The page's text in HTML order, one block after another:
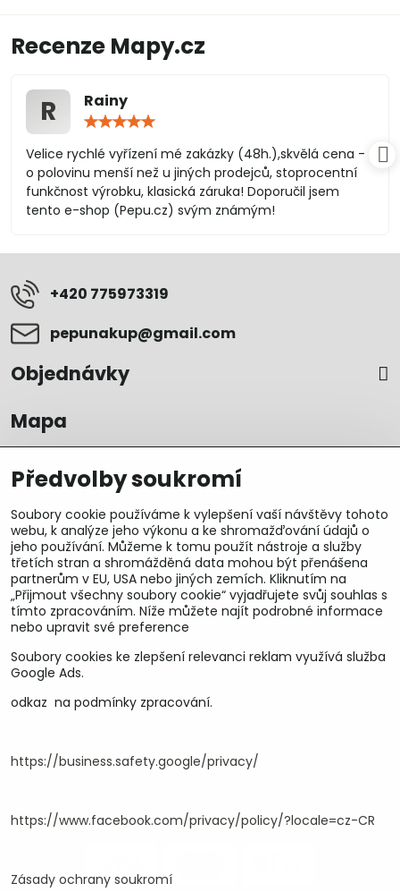
Recenze Mapy.cz
R Rainy
/
5
Velice rychlé vyřízení mé zakázky (48h.),skvělá cena -
o polovinu menší než u jiných prodejců, stoprocentní
funkčnost výrobku, klasická záruka! Doporučil jsem
tento e-shop (Pepu.cz) svým známým!
+420 775973319
pepunakup​@gmail​.com
Objednávky
Mapa
U&M parts s.r.o.
U Zastávky 150, Horní Staré Město
DIČ CZ25930184
Předvolby soukromí
Soubory cookie používáme k vylepšení vaší návštěvy tohoto
webu, k analýze jeho výkonu a ke shromažďování údajů o
jeho používání. Můžeme k tomu použít nástroje a služby
třetích stran a shromážděná data mohou být přenášena
partnerům v EU, USA nebo jiných zemích. Kliknutím na
„Přijmout všechny soubory cookie“ vyjadřujete svůj souhlas s
tímto zpracováním. Níže můžete najít podrobné informace
nebo upravit své preference
Soubory cookies ke zlepšení relevanci reklam využívá služba
Google Ads.
odkaz na podmínky zpracování.
https://business.safety.google/privacy/
https://www.facebook.com/privacy/policy/?locale=cz-CR
Zásady ochrany soukromí